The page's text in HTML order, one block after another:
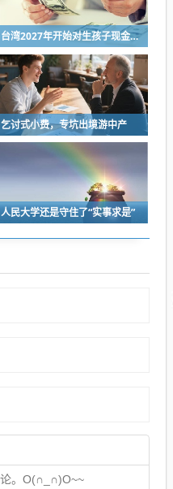
台湾2027年开始对生孩子现金补助到18岁
乞讨式小费，专坑出境游中产
人民大学还是守住了“实事求是”